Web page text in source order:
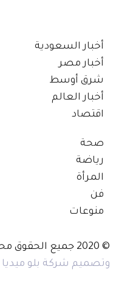
أخبار السعودية
أخبار مصر
شرق أوسط
أخبار العالم
اقتصاد
صحة
رياضة
المرأة
فن
منوعات
© 2020 جميع الحقوق محفوظة لموقع العربي نيوز -
وتصميم شركة بلو ميديا